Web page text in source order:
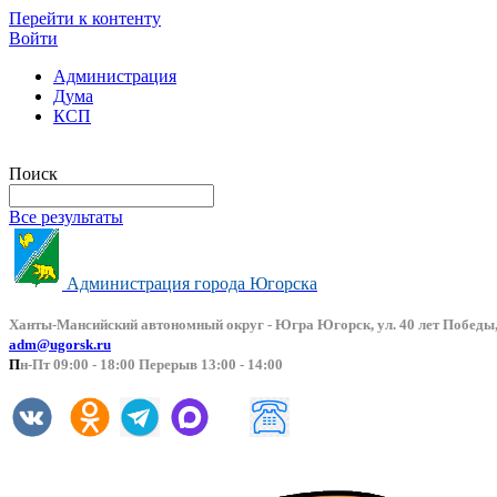
Перейти к контенту
Войти
Администрация
Дума
КСП
Поиск
Все результаты
Администрация города Югорска
Ханты-Мансийский автономный округ - Югра Югорск, ул. 40 лет
adm@ugorsk.ru
Пн-Пт 09:00 - 18:00 Перерыв 13:00 - 14:00